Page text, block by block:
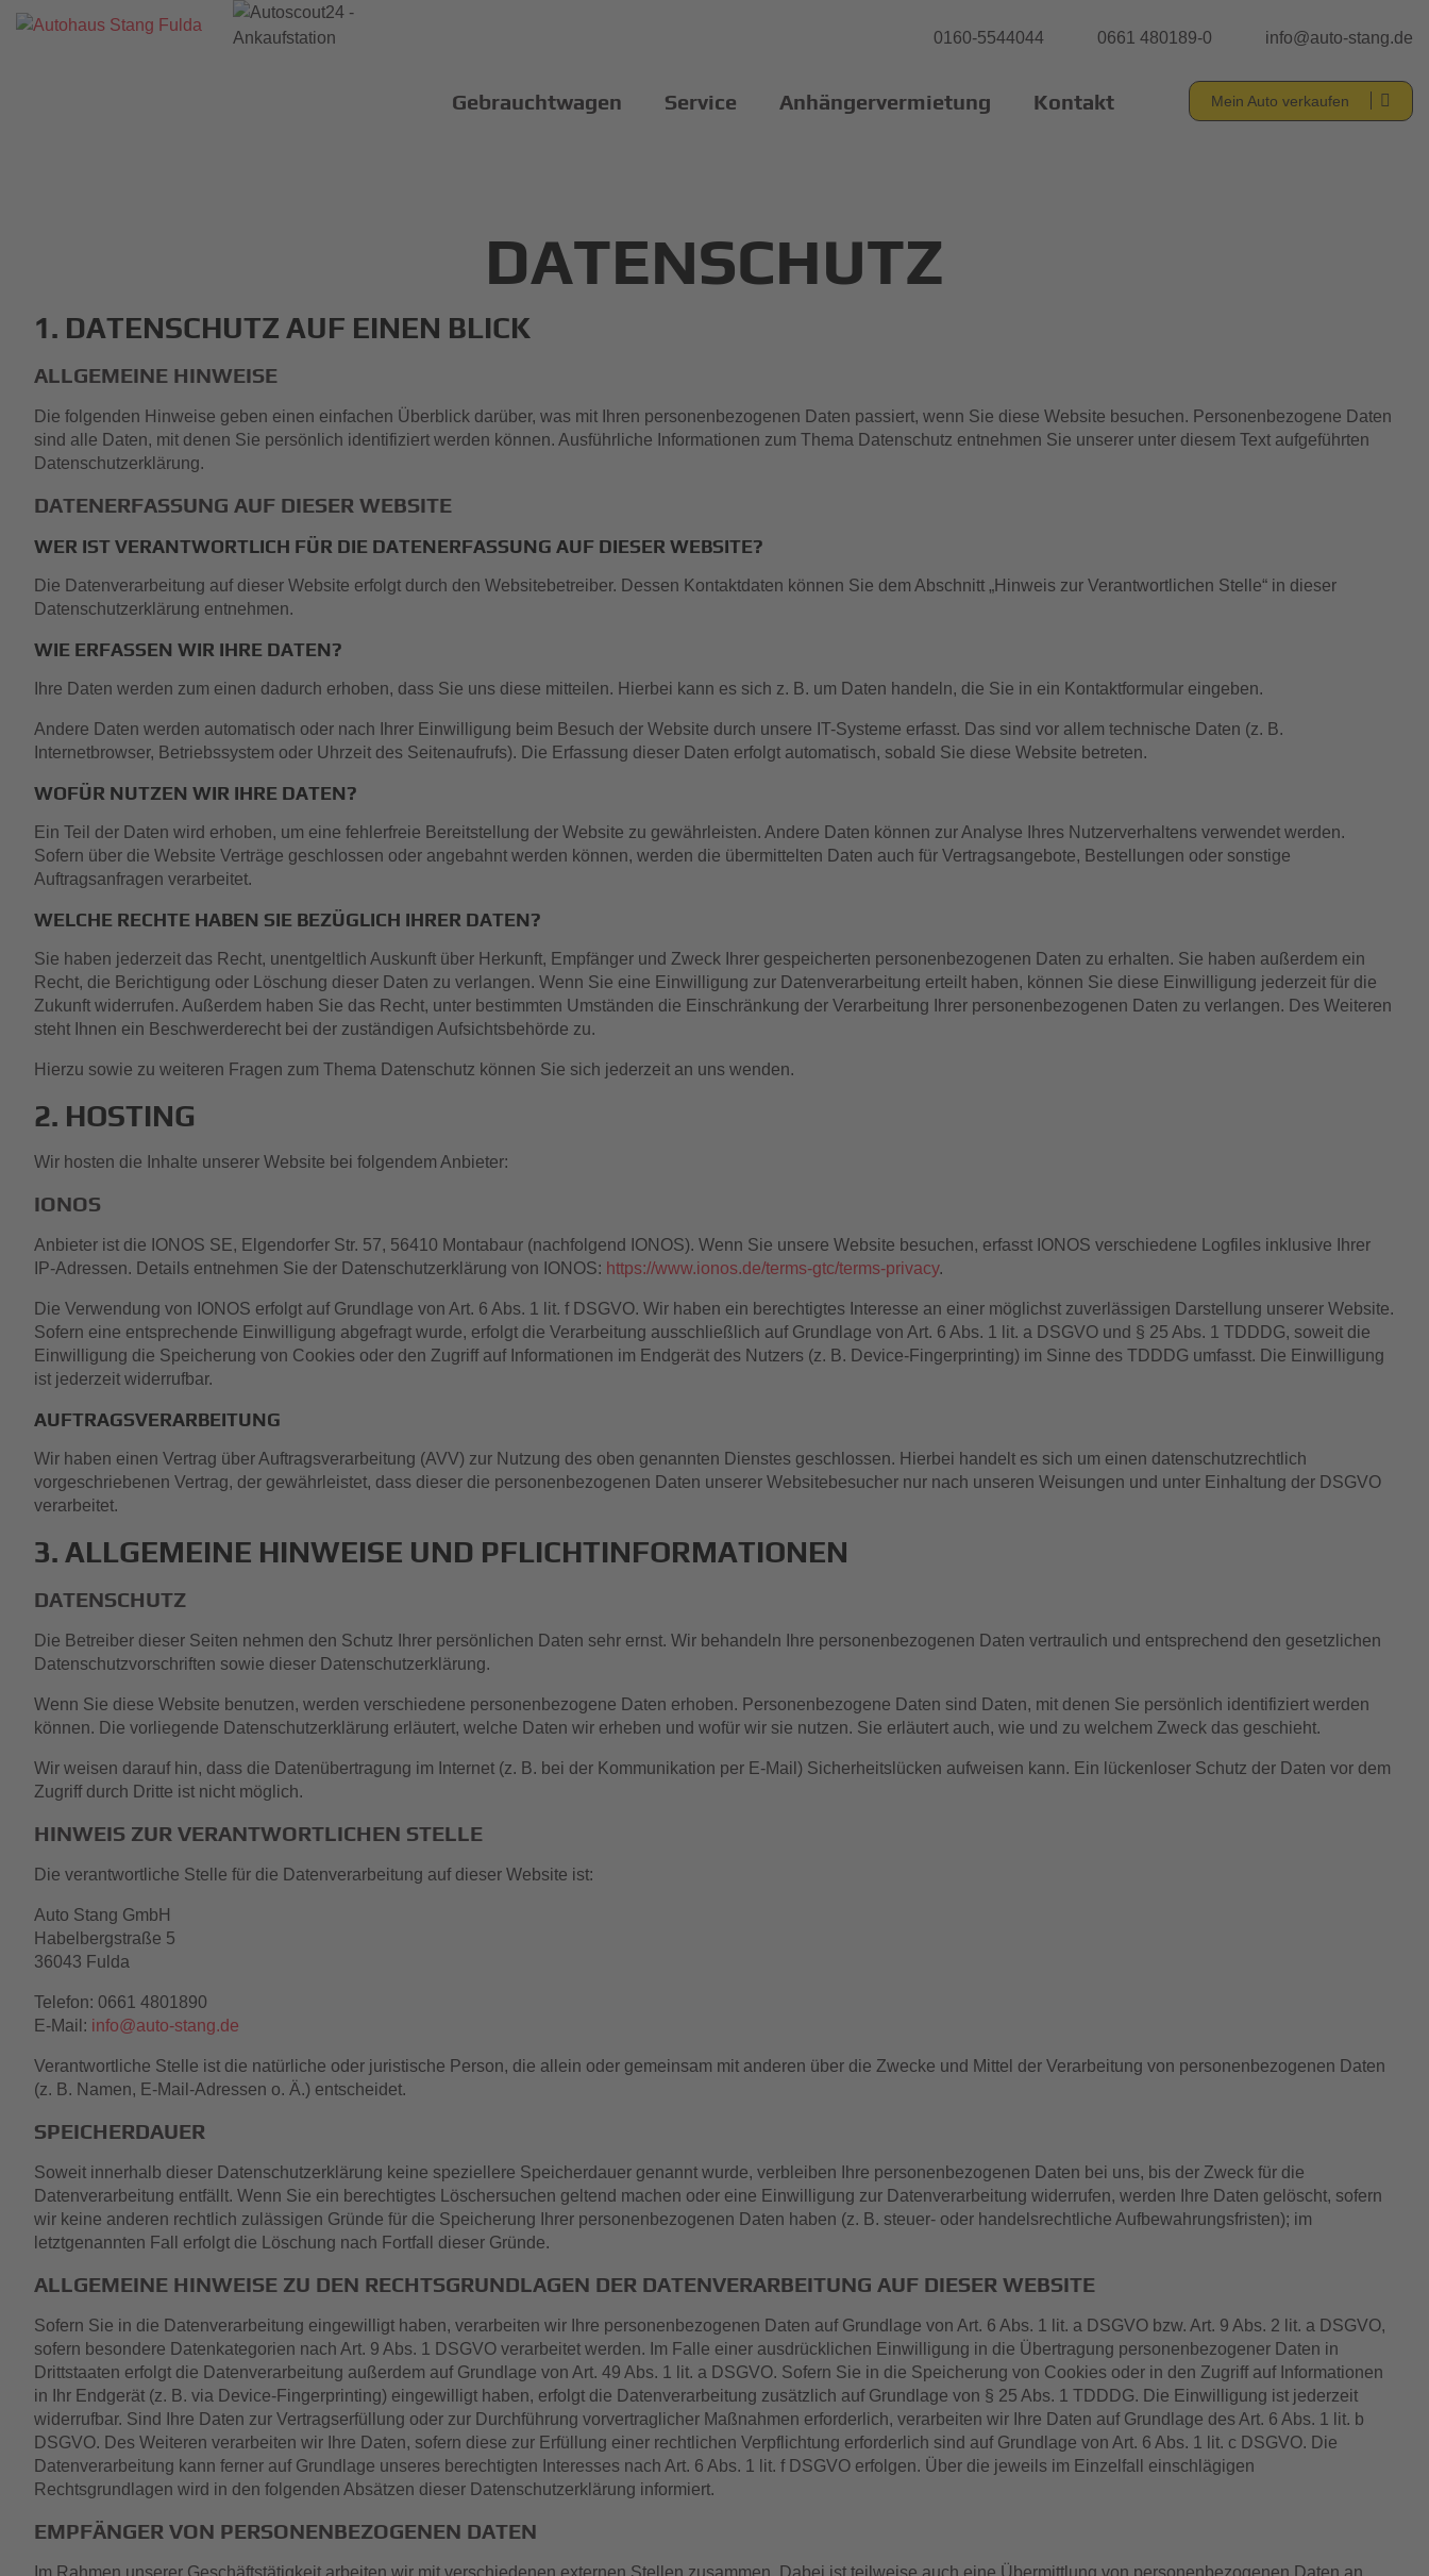
0160-5544044 0661 480189-0 info@auto-stang.de
Mein Auto verkaufen
Gebrauchtwagen Service Anhängervermietung Kontakt
DATENSCHUTZ
1. DATENSCHUTZ AUF EINEN BLICK
ALLGEMEINE HINWEISE
Die folgenden Hinweise geben einen einfachen Überblick darüber, was mit Ihren personenbezogenen Daten passiert, wenn Sie diese Website besuchen. Personenbezogene Daten
sind alle Daten, mit denen Sie persönlich identifiziert werden können. Ausführliche Informationen zum Thema Datenschutz entnehmen Sie unserer unter diesem Text aufgeführten
Datenschutzerklärung.
DATENERFASSUNG AUF DIESER WEBSITE
WER IST VERANTWORTLICH FÜR DIE DATENERFASSUNG AUF DIESER WEBSITE?
Die Datenverarbeitung auf dieser Website erfolgt durch den Websitebetreiber. Dessen Kontaktdaten können Sie dem Abschnitt „Hinweis zur Verantwortlichen Stelle“ in dieser
Datenschutzerklärung entnehmen.
WIE ERFASSEN WIR IHRE DATEN?
Ihre Daten werden zum einen dadurch erhoben, dass Sie uns diese mitteilen. Hierbei kann es sich z. B. um Daten handeln, die Sie in ein Kontaktformular eingeben.
Andere Daten werden automatisch oder nach Ihrer Einwilligung beim Besuch der Website durch unsere IT-Systeme erfasst. Das sind vor allem technische Daten (z. B.
Internetbrowser, Betriebssystem oder Uhrzeit des Seitenaufrufs). Die Erfassung dieser Daten erfolgt automatisch, sobald Sie diese Website betreten.
WOFÜR NUTZEN WIR IHRE DATEN?
Ein Teil der Daten wird erhoben, um eine fehlerfreie Bereitstellung der Website zu gewährleisten. Andere Daten können zur Analyse Ihres Nutzerverhaltens verwendet werden.
Sofern über die Website Verträge geschlossen oder angebahnt werden können, werden die übermittelten Daten auch für Vertragsangebote, Bestellungen oder sonstige
Auftragsanfragen verarbeitet.
WELCHE RECHTE HABEN SIE BEZÜGLICH IHRER DATEN?
Sie haben jederzeit das Recht, unentgeltlich Auskunft über Herkunft, Empfänger und Zweck Ihrer gespeicherten personenbezogenen Daten zu erhalten. Sie haben außerdem ein
Recht, die Berichtigung oder Löschung dieser Daten zu verlangen. Wenn Sie eine Einwilligung zur Datenverarbeitung erteilt haben, können Sie diese Einwilligung jederzeit für die
Zukunft widerrufen. Außerdem haben Sie das Recht, unter bestimmten Umständen die Einschränkung der Verarbeitung Ihrer personenbezogenen Daten zu verlangen. Des Weiteren
steht Ihnen ein Beschwerderecht bei der zuständigen Aufsichtsbehörde zu.
Hierzu sowie zu weiteren Fragen zum Thema Datenschutz können Sie sich jederzeit an uns wenden.
2. HOSTING
Wir hosten die Inhalte unserer Website bei folgendem Anbieter:
IONOS
Anbieter ist die IONOS SE, Elgendorfer Str. 57, 56410 Montabaur (nachfolgend IONOS). Wenn Sie unsere Website besuchen, erfasst IONOS verschiedene Logfiles inklusive Ihrer
IP-Adressen. Details entnehmen Sie der Datenschutzerklärung von IONOS: https://www.ionos.de/terms-gtc/terms-privacy.
Die Verwendung von IONOS erfolgt auf Grundlage von Art. 6 Abs. 1 lit. f DSGVO. Wir haben ein berechtigtes Interesse an einer möglichst zuverlässigen Darstellung unserer Website.
Sofern eine entsprechende Einwilligung abgefragt wurde, erfolgt die Verarbeitung ausschließlich auf Grundlage von Art. 6 Abs. 1 lit. a DSGVO und § 25 Abs. 1 TDDDG, soweit die
Einwilligung die Speicherung von Cookies oder den Zugriff auf Informationen im Endgerät des Nutzers (z. B. Device-Fingerprinting) im Sinne des TDDDG umfasst. Die Einwilligung
ist jederzeit widerrufbar.
AUFTRAGSVERARBEITUNG
Wir haben einen Vertrag über Auftragsverarbeitung (AVV) zur Nutzung des oben genannten Dienstes geschlossen. Hierbei handelt es sich um einen datenschutzrechtlich
vorgeschriebenen Vertrag, der gewährleistet, dass dieser die personenbezogenen Daten unserer Websitebesucher nur nach unseren Weisungen und unter Einhaltung der DSGVO
verarbeitet.
3. ALLGEMEINE HINWEISE UND PFLICHT­INFORMATIONEN
DATENSCHUTZ
Die Betreiber dieser Seiten nehmen den Schutz Ihrer persönlichen Daten sehr ernst. Wir behandeln Ihre personenbezogenen Daten vertraulich und entsprechend den gesetzlichen
Datenschutzvorschriften sowie dieser Datenschutzerklärung.
Wenn Sie diese Website benutzen, werden verschiedene personenbezogene Daten erhoben. Personenbezogene Daten sind Daten, mit denen Sie persönlich identifiziert werden
können. Die vorliegende Datenschutzerklärung erläutert, welche Daten wir erheben und wofür wir sie nutzen. Sie erläutert auch, wie und zu welchem Zweck das geschieht.
Wir weisen darauf hin, dass die Datenübertragung im Internet (z. B. bei der Kommunikation per E-Mail) Sicherheitslücken aufweisen kann. Ein lückenloser Schutz der Daten vor dem
Zugriff durch Dritte ist nicht möglich.
HINWEIS ZUR VERANTWORTLICHEN STELLE
Die verantwortliche Stelle für die Datenverarbeitung auf dieser Website ist:
Auto Stang GmbH
Habelbergstraße 5
36043 Fulda
Telefon: 0661 4801890
E-Mail: info@auto-stang.de
Verantwortliche Stelle ist die natürliche oder juristische Person, die allein oder gemeinsam mit anderen über die Zwecke und Mittel der Verarbeitung von personenbezogenen Daten
(z. B. Namen, E-Mail-Adressen o. Ä.) entscheidet.
SPEICHERDAUER
Soweit innerhalb dieser Datenschutzerklärung keine speziellere Speicherdauer genannt wurde, verbleiben Ihre personenbezogenen Daten bei uns, bis der Zweck für die
Datenverarbeitung entfällt. Wenn Sie ein berechtigtes Löschersuchen geltend machen oder eine Einwilligung zur Datenverarbeitung widerrufen, werden Ihre Daten gelöscht, sofern
wir keine anderen rechtlich zulässigen Gründe für die Speicherung Ihrer personenbezogenen Daten haben (z. B. steuer- oder handelsrechtliche Aufbewahrungsfristen); im
letztgenannten Fall erfolgt die Löschung nach Fortfall dieser Gründe.
ALLGEMEINE HINWEISE ZU DEN RECHTSGRUNDLAGEN DER DATENVERARBEITUNG AUF DIESER WEBSITE
Sofern Sie in die Datenverarbeitung eingewilligt haben, verarbeiten wir Ihre personenbezogenen Daten auf Grundlage von Art. 6 Abs. 1 lit. a DSGVO bzw. Art. 9 Abs. 2 lit. a DSGVO,
sofern besondere Datenkategorien nach Art. 9 Abs. 1 DSGVO verarbeitet werden. Im Falle einer ausdrücklichen Einwilligung in die Übertragung personenbezogener Daten in
Drittstaaten erfolgt die Datenverarbeitung außerdem auf Grundlage von Art. 49 Abs. 1 lit. a DSGVO. Sofern Sie in die Speicherung von Cookies oder in den Zugriff auf Informationen
in Ihr Endgerät (z. B. via Device-Fingerprinting) eingewilligt haben, erfolgt die Datenverarbeitung zusätzlich auf Grundlage von § 25 Abs. 1 TDDDG. Die Einwilligung ist jederzeit
widerrufbar. Sind Ihre Daten zur Vertragserfüllung oder zur Durchführung vorvertraglicher Maßnahmen erforderlich, verarbeiten wir Ihre Daten auf Grundlage des Art. 6 Abs. 1 lit. b
DSGVO. Des Weiteren verarbeiten wir Ihre Daten, sofern diese zur Erfüllung einer rechtlichen Verpflichtung erforderlich sind auf Grundlage von Art. 6 Abs. 1 lit. c DSGVO. Die
Datenverarbeitung kann ferner auf Grundlage unseres berechtigten Interesses nach Art. 6 Abs. 1 lit. f DSGVO erfolgen. Über die jeweils im Einzelfall einschlägigen
Rechtsgrundlagen wird in den folgenden Absätzen dieser Datenschutzerklärung informiert.
EMPFÄNGER VON PERSONENBEZOGENEN DATEN
Im Rahmen unserer Geschäftstätigkeit arbeiten wir mit verschiedenen externen Stellen zusammen. Dabei ist teilweise auch eine Übermittlung von personenbezogenen Daten an